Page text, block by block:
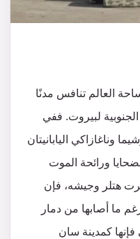
العالم تنافس مدنًا
لبيروت. ففي
وناغازاكي اليابانيتان
ورائحة الموت
هتلر وجيشه، فإن
ما أصابها من دمار
كمدينة سان